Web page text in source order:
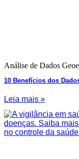
Análise de Dados
10 Benefícios dos
Leia mais »